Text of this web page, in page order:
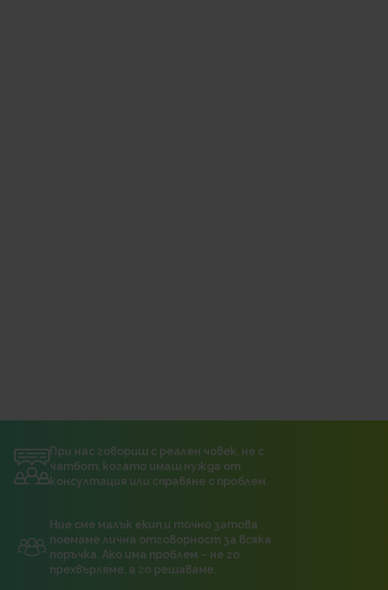
При нас говориш с реален човек, не с
чатбот, когато имаш нужда от
консултация или справяне с проблем.
Ние сме малък екип и точно затова
поемаме лична отговорност за всяка
поръчка. Ако има проблем – не го
прехвърляме, а го решаваме.